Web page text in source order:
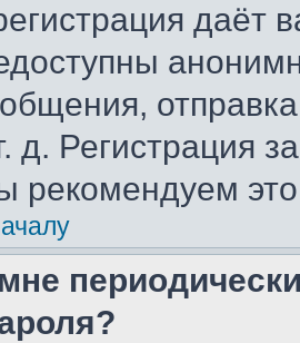
даёт
д. Регистрация
рекомендуем